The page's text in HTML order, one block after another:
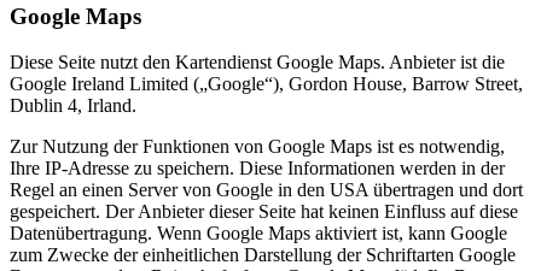
Google Maps
Diese Seite nutzt den Kartendienst Google Maps. Anbieter ist die
Google Ireland Limited („Google“), Gordon House, Barrow Street,
Dublin 4, Irland.
Zur Nutzung der Funktionen von Google Maps ist es notwendig,
Ihre IP-Adresse zu speichern. Diese Informationen werden in der
Regel an einen Server von Google in den USA übertragen und dort
gespeichert. Der Anbieter dieser Seite hat keinen Einfluss auf diese
Datenübertragung. Wenn Google Maps aktiviert ist, kann Google
zum Zwecke der einheitlichen Darstellung der Schriftarten Google